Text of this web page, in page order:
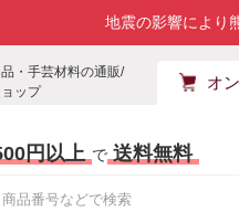
地震の影響により
・手芸材料の通販/
ップ
オ
円以上 で 送料無料